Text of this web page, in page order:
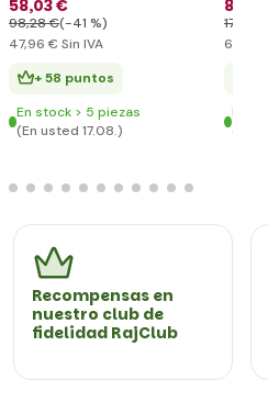
58,03 €
98,28 €(-41 %)
47,96 € Sin IVA
+ 58 puntos
En stock > 5 piezas
(En usted 17.08.)
84
176
69
En
(En
Recompensas en
nuestro club de
fidelidad RajClub